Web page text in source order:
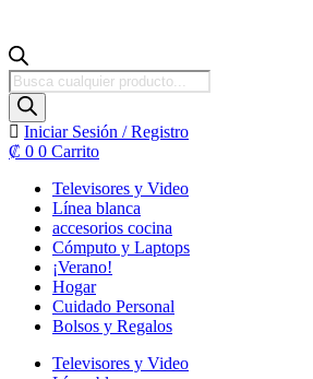
Búsqueda
de
productos
Iniciar Sesión / Registro
₡ 0 0 Carrito
Televisores y Video
Línea blanca
accesorios cocina
Cómputo y Laptops
¡Verano!
Hogar
Cuidado Personal
Bolsos y Regalos
Televisores y Video